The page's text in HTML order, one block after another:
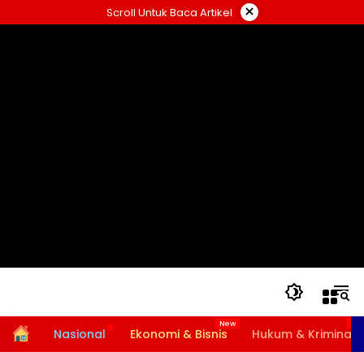
ke
Scroll Untuk Baca Artikel ×
HomeNasional Ekonomi & Bisnis Hukum & Kriminal